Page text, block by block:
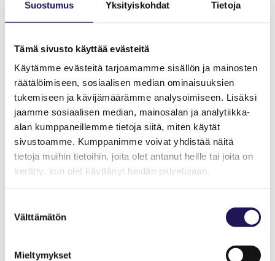
Suostumus Yksityiskohdat Tietoja
Tämä sivusto käyttää evästeitä
Käytämme evästeitä tarjoamamme sisällön ja mainosten
räätälöimiseen, sosiaalisen median ominaisuuksien
tukemiseen ja kävijämäärämme analysoimiseen. Lisäksi
jaamme sosiaalisen median, mainosalan ja analytiikka-
alan kumppaneillemme tietoja siitä, miten käytät
sivustoamme. Kumppanimme voivat yhdistää näitä
tietoja muihin tietoihin, joita olet antanut heille tai joita on
kerätty, kun olet käyttänyt heidän palvelujaan.
valinta
Välttämätön
Mieltymykset
2016 Maaret Meriläinen: ansiokas ja edistyksellinen työ ikäihmisten
2015 Mia Salo: toimintaterapeutin toimi lastensuojeluun.
2014 Jukka Anto: hyvä johtaminen ja edunvalvonta.
2013 Tuuli Niemi: tutkimus ja kollegiaalisuus.
2012 Minna Koivumäki: toimintaterapian tunnettavuuden
lisääminen, moniammatillisten verkostojen kehittäjä, uusien
työpaikkojen luominen.
2011 Mirja Lahtinen: omassa organisaatiossa vakiinnuttanut
2010 Anneli Salonen: näkyvyys ja aktiivisuus omalla alueella.
toimintaterapiasta.